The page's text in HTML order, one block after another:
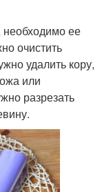
необходимо ее
очистить
удалить кору,
или
разрезать